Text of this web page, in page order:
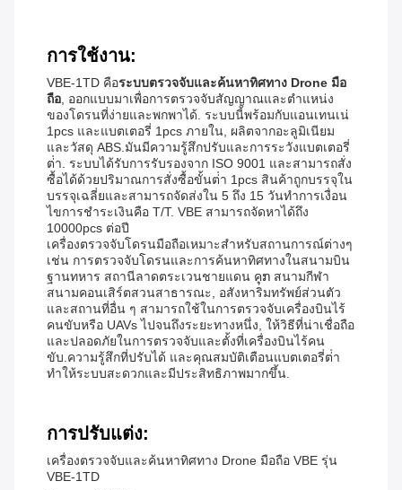
การใช้งาน:
VBE-1TD คือระบบตรวจจับและค้นหาทิศทาง Drone มือ
ถือ, ออกแบบมาเพื่อการตรวจจับสัญญาณและตําแหน่ง
ของโดรนที่ง่ายและพกพาได้. ระบบนี้พร้อมกับแอนเทนเน่
1pcs และแบตเตอรี่ 1pcs ภายใน, ผลิตจากอะลูมิเนียม
และวัสดุ ABS.มันมีความรู้สึกปรับและการระวังแบตเตอรี่
ต่ํา. ระบบได้รับการรับรองจาก ISO 9001 และสามารถสั่ง
ซื้อได้ด้วยปริมาณการสั่งซื้อขั้นต่ํา 1pcs สินค้าถูกบรรจุใน
บรรจุเฉลี่ยและสามารถจัดส่งใน 5 ถึง 15 วันทําการเงื่อน
ไขการชําระเงินคือ T/T. VBE สามารถจัดหาได้ถึง
10000pcs ต่อปี
เครื่องตรวจจับโดรนมือถือเหมาะสําหรับสถานการณ์ต่างๆ
เช่น การตรวจจับโดรนและการค้นหาทิศทางในสนามบิน
ฐานทหาร สถานีลาดตระเวนชายแดน คຸກ สนามกีฬา
สนามคอนเสิร์ตสวนสาธารณะ, อสังหาริมทรัพย์ส่วนตัว
และสถานที่อื่น ๆ สามารถใช้ในการตรวจจับเครื่องบินไร้
คนขับหรือ UAVs ไปจนถึงระยะทางหนึ่ง, ให้วิธีที่น่าเชื่อถือ
และปลอดภัยในการตรวจจับและตั้งที่เครื่องบินไร้คน
ขับ.ความรู้สึกที่ปรับได้ และคุณสมบัติเตือนแบตเตอรี่ต่ํา
ทําให้ระบบสะดวกและมีประสิทธิภาพมากขึ้น.
การปรับแต่ง:
เครื่องตรวจจับและค้นหาทิศทาง Drone มือถือ VBE รุ่น
VBE-1TD